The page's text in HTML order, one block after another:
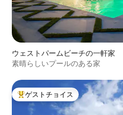
ウェストパームビーチの一軒家
素晴らしいプールのある家
大好評のゲストチョイスです。
ゲストチョイス